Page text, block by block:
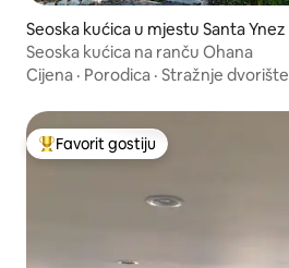
Seoska kućica u mjestu Santa Ynez
Seoska kućica na ranču Ohana
Cijena · Porodica · Stražnje dvorište
Glavni favorit gostiju
Favorit gostiju